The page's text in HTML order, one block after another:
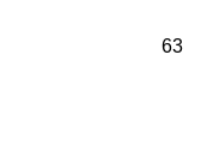
63